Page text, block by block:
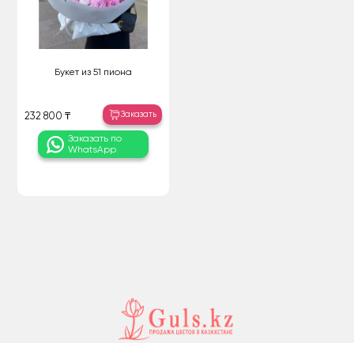
Букет из 51 пиона
232 800 ₸ Заказать
Заказать по
WhatsApp